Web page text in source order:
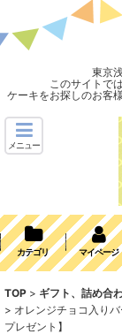
東京
このサイトで
ケーキをお探しのお客
メニュー
カテゴリ マイページ
TOP > ギフト、詰め合
> オレンジチョコ入り
プレゼント】